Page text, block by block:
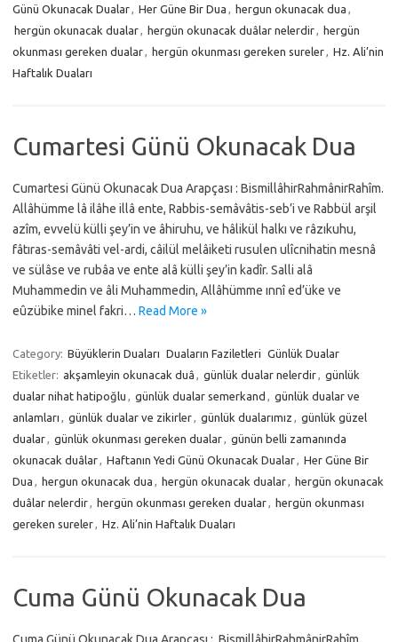
Günü Okunacak Dualar, Her Güne Bir Dua , hergun okunacak dua ,
hergün okunacak dualar, hergün okunacak duâlar nelerdir, hergün
okunması gereken dualar, hergün okunması gereken sureler, Hz. Ali’nin
Haftalık Duaları
Cumartesi Günü Okunacak Dua
Cumartesi Günü Okunacak Dua Arapçası : BismillâhirRahmânirRahîm.
Allâhümme lâ ilâhe illâ ente, Rabbis-semâvâtis-seb’i ve Rabbül arşil
azîm, evvelü külli şey’in ve âhiruhu, ve hâlikül halkı ve râzıkuhu,
fâtıras-semâvâti vel-ardi, câilül melâiketi rusulen ulîcnihatin mesnâ
ve sülâse ve rubâa ve ente alâ külli şey’in kadîr. Salli alâ
Muhammedin ve âli Muhammedin, Allâhümme ınnî ed’üke ve
eûzübike minel fakri… Read More »
Category: Büyüklerin Duaları Duaların Faziletleri Günlük Dualar
Etiketler: akşamleyin okunacak duâ , günlük dualar nelerdir, günlük
dualar nihat hatipoğlu , günlük dualar semerkand , günlük dualar ve
anlamları , günlük dualar ve zikirler, günlük dualarımız , günlük güzel
dualar, günlük okunması gereken dualar, günün belli zamanında
okunacak duâlar, Haftanın Yedi Günü Okunacak Dualar, Her Güne Bir
Dua , hergun okunacak dua , hergün okunacak dualar, hergün okunacak
duâlar nelerdir, hergün okunması gereken dualar, hergün okunması
gereken sureler, Hz. Ali’nin Haftalık Duaları
Cuma Günü Okunacak Dua